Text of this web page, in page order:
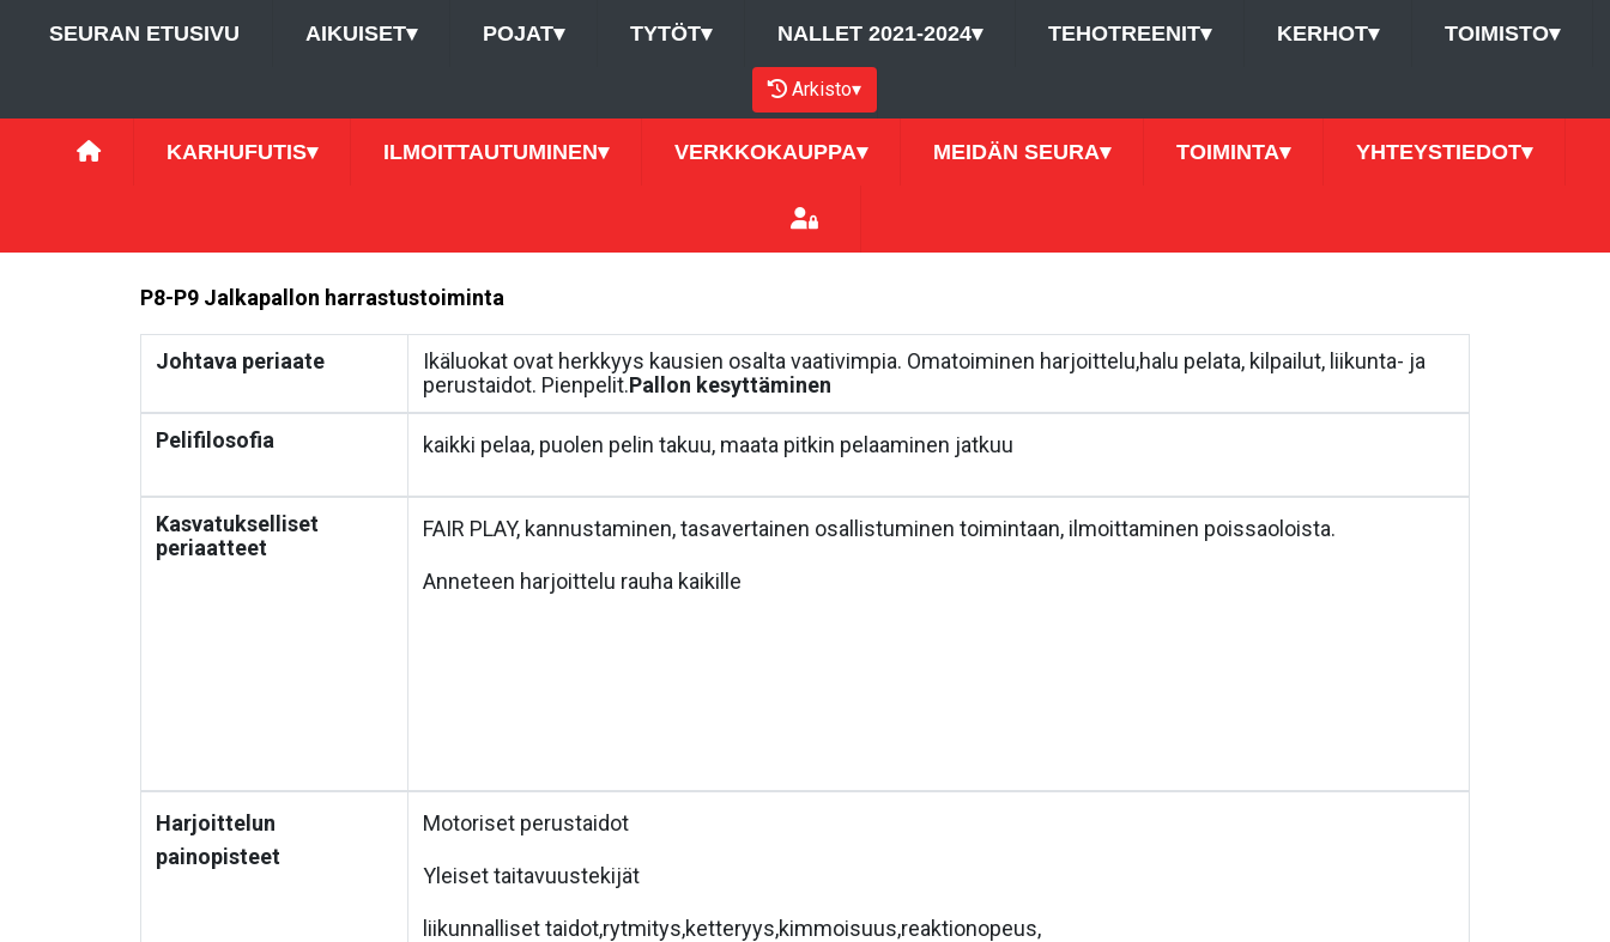
SEURAN ETUSIVU AIKUISET▾ POJAT▾ TYTÖT▾ NALLET 2021-2024▾ TEHOTREENIT▾ KERHOT▾ TOIMISTO▾
Arkisto▾
KARHUFUTIS▾ ILMOITTAUTUMINEN▾ VERKKOKAUPPA▾ MEIDÄN SEURA▾ TOIMINTA▾ YHTEYSTIEDOT▾
P8-P9 Jalkapallon harrastustoiminta
Johtava periaate
Ikäluokat ovat herkkyys kausien osalta vaativimpia. Omatoiminen harjoittelu,halu pelata, kilpailut, liikunta- ja
perustaidot. Pienpelit.Pallon kesyttäminen
Pelifilosofia kaikki pelaa, puolen pelin takuu, maata pitkin pelaaminen jatkuu
Kasvatukselliset
periaatteet
FAIR PLAY, kannustaminen, tasavertainen osallistuminen toimintaan, ilmoittaminen poissaoloista.
Anneteen harjoittelu rauha kaikille
Harjoittelun
painopisteet
Motoriset perustaidot
Yleiset taitavuustekijät
liikunnalliset taidot,rytmitys,ketteryys,kimmoisuus,reaktionopeus,